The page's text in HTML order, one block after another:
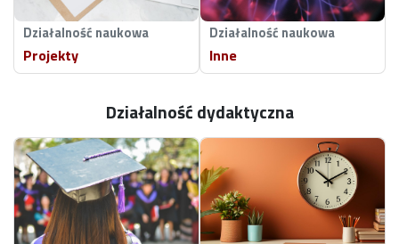
Działalność naukowa
Projekty
Działalność naukowa
Inne
Działalność dydaktyczna